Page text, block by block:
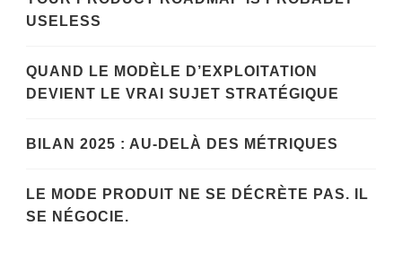
USELESS
QUAND LE MODÈLE D’EXPLOITATION
DEVIENT LE VRAI SUJET STRATÉGIQUE
BILAN 2025 : AU-DELÀ DES MÉTRIQUES
LE MODE PRODUIT NE SE DÉCRÈTE PAS. IL
SE NÉGOCIE.